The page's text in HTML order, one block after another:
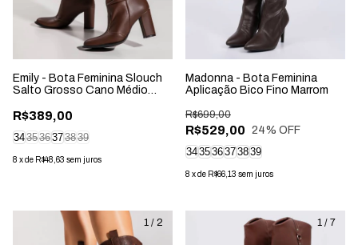
Emily - Bota Feminina Slouch
Salto Grosso Cano Médio
R$389,00
343536373839
8 xde R$48,63 sem juros
Madonna - Bota Feminina
Aplicação Bico Fino Marrom
R$529,00
R$699,00
24% OFF
343536373839
8 xde R$66,13 sem juros
1 / 2 1 / 7